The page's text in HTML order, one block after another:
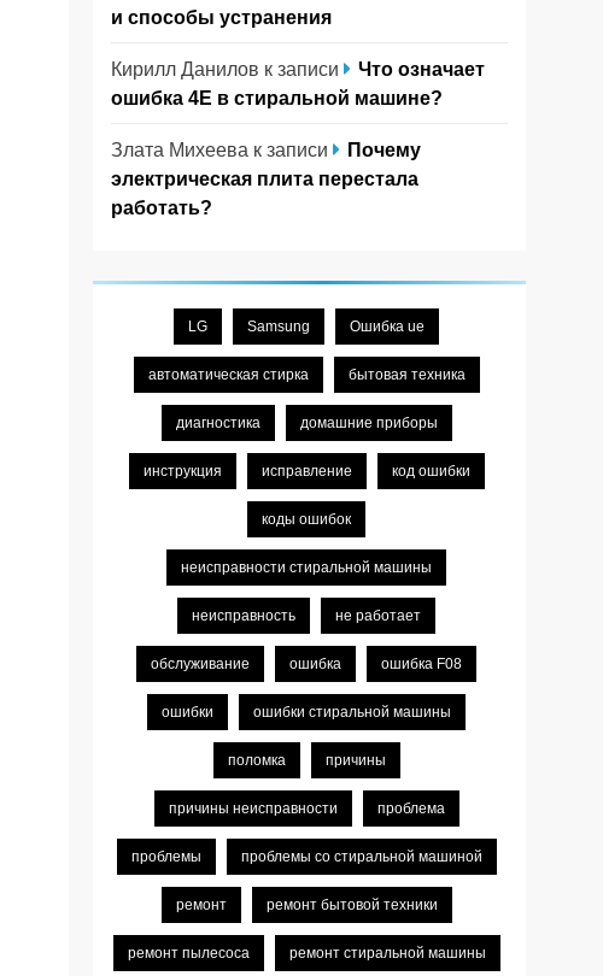
и способы устранения
Кирилл Данилов к записи
Что означает
ошибка 4Е в стиральной машине?
Злата Михеева к записи
Почему
электрическая плита перестала
работать?
LG Samsung Ошибка ue
автоматическая стирка бытовая техника
диагностика домашние приборы
инструкция исправление код ошибки
коды ошибок
неисправности стиральной машины
неисправность не работает
обслуживание ошибка ошибка F08
ошибки ошибки стиральной машины
поломка причины
причины неисправности проблема
проблемы проблемы со стиральной машиной
ремонт ремонт бытовой техники
ремонт пылесоса ремонт стиральной машины